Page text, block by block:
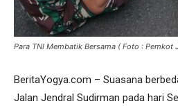
Para TNI Membatik Bersama ( Foto : Pemkot
BeritaYogya.com – Suasana
Jalan Jendral Sudirman pada hari